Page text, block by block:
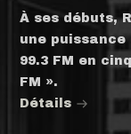
À ses débuts,
une
99.3 FM en
FM ».
Détails